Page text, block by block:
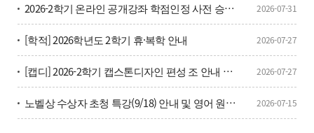
2026-2학기 온라인 공개강좌 학점인정 사전 승인 신청 안내 2026-07-31
[학적] 2026학년도 2학기 휴·복학 안내 2026-07-27
[캡디] 2026-2학기 캡스톤디자인 편성 조 안내 및 캡디 단톡방 안내 2026-07-27
노벨상 수상자 초청 특강(9/18) 안내 및 영어 원탁토론 참가 학생 모집(8/3~8/7) 안내 2026-07-15